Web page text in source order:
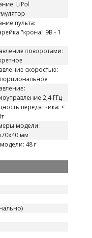
LiPol
пульта:
"крона" 9В - 1
поворотами:
скоростью:
2,4 ГГц
передатчика: <
модели:
мм
48 г